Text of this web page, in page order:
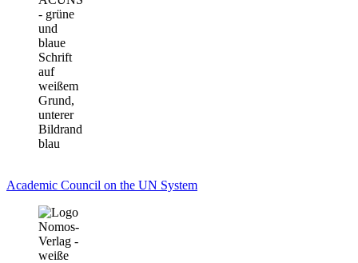
Academic Council on the UN System